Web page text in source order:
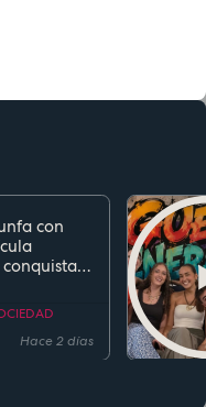
con
Hace 2 días